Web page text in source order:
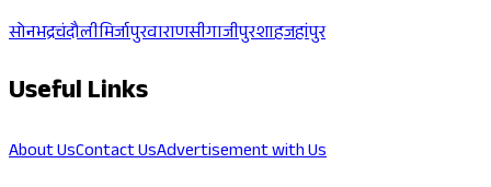
सोनभद्रचंदौलीमिर्जापुरवाराणसीगाजीपुरशाहजहांपुर
Useful Links
About UsContact UsAdvertisement with Us